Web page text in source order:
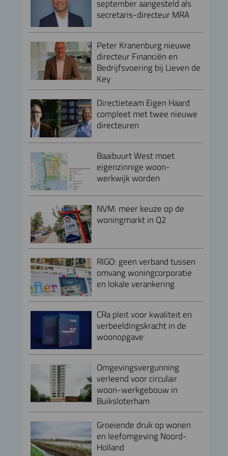
september aangesteld als
secretaris-directeur MRA
Peter Kranenburg nieuwe
directeur Financiën en
Bedrijfsvoering bij Lieven de
Key
Directieteam Eigen Haard
compleet met twee nieuwe
directeuren
Baaibuurt West moet
eigenzinnige woon-
werkwijk worden
NVM: meer keuze op de
woningmarkt in Q2
RIGO: geen verband tussen
omvang woningcorporatie
en lokale verankering
CRa pleit voor kwaliteit en
verbeeldingskracht in de
woonopgave
Omgevingsvergunning
verleend voor circulair
woon-werkgebouw in
Buiksloterham
Groeiende druk op wonen
en leefomgeving Noord-
Holland